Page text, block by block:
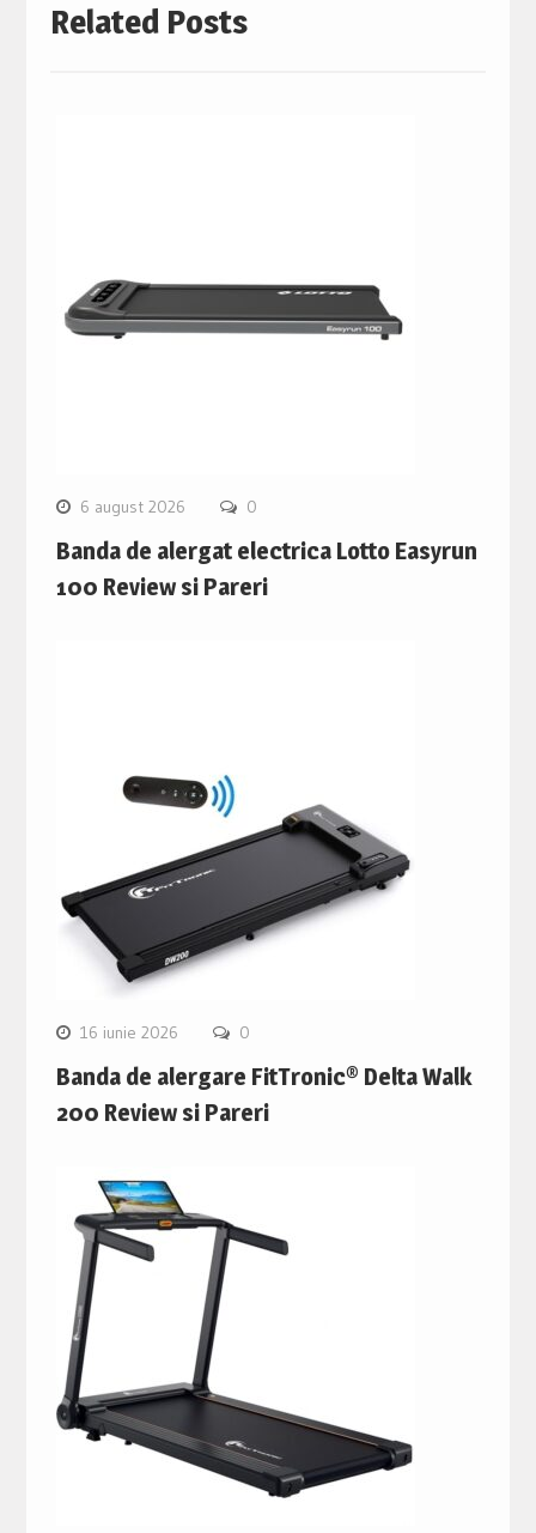
Related Posts
6 august 2026 0
Banda de alergat electrica Lotto Easyrun
100 Review si Pareri
16 iunie 2026 0
Banda de alergare FitTronic® Delta Walk
200 Review si Pareri